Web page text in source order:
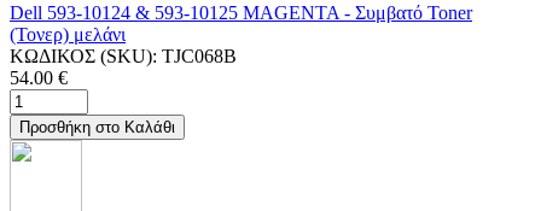
Dell 593-10124 & 593-10125 MAGENTA - Συμβατό Toner
(Τονερ) μελάνι
ΚΩΔΙΚΟΣ (SKU): TJC068B
54.00 €
Προσθήκη στο Καλάθι